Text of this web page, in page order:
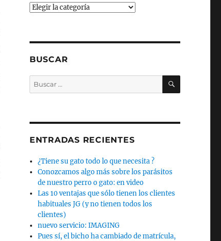
Categorías
BUSCAR
Buscar
por:
BUSCAR
ENTRADAS RECIENTES
¿Tiene su gato todo lo que necesita ?
Conozcamos algo más sobre los parásitos
de nuestro perro o gato: en video
Las 10 ventajas que sólo tienen los clientes
habituales JG (y no tienen todos los
clientes)
nuevo servicio: IMAGING
Pues sí, el bicho ha cambiado de matrícula,